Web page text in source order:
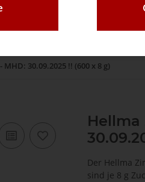
30.09.2025 !! (600 x 8 g)
Hellma
Der Hellma
sind je 8 g